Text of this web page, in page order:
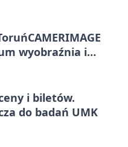
wyobraźnia i
i biletów.
do badań UMK